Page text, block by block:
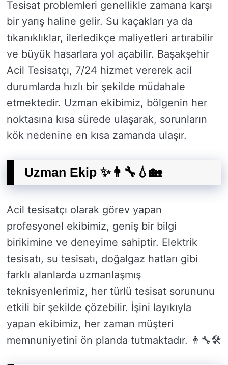
Tesisat problemleri genellikle zamana karşı
bir yarış haline gelir. Su kaçakları ya da
tıkanıklıklar, ilerledikçe maliyetleri artırabilir
ve büyük hasarlara yol açabilir. Başakşehir
Acil Tesisatçı, 7/24 hizmet vererek acil
durumlarda hızlı bir şekilde müdahale
etmektedir. Uzman ekibimiz, bölgenin her
noktasına kısa sürede ulaşarak, sorunların
kök nedenine en kısa zamanda ulaşır.
Uzman Ekip ✨👨‍🔧💧🏡
Acil tesisatçı olarak görev yapan
profesyonel ekibimiz, geniş bir bilgi
birikimine ve deneyime sahiptir. Elektrik
tesisatı, su tesisatı, doğalgaz hatları gibi
farklı alanlarda uzmanlaşmış
teknisyenlerimiz, her türlü tesisat sorununu
etkili bir şekilde çözebilir. İşini layıkıyla
yapan ekibimiz, her zaman müşteri
memnuniyetini ön planda tutmaktadır. 👨‍🔧🛠️